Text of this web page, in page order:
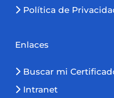
Política de
Enlaces
Buscar mi
Intranet